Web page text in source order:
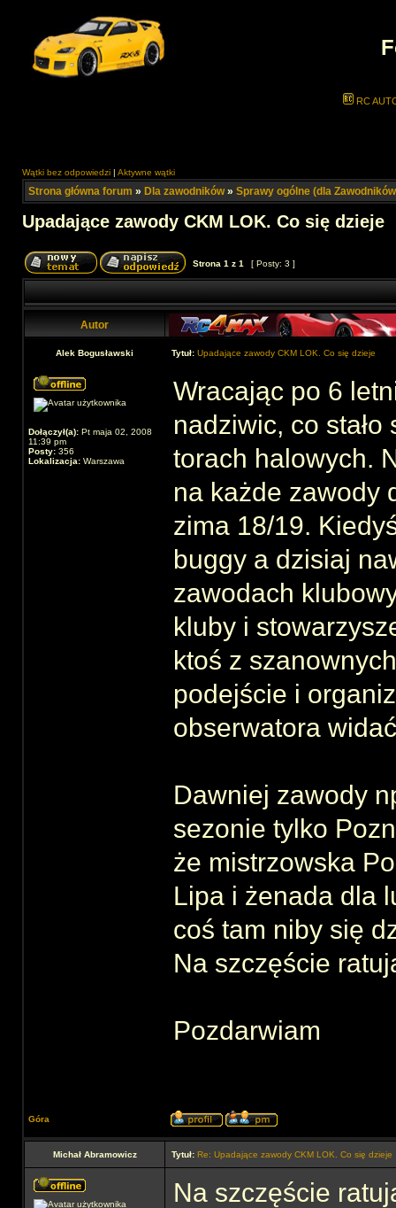
RC
Wątki bez odpowiedzi | Aktywne wątki
Strona główna forum » Dla zawodników» Sprawy ogólne (dla
Upadające zawody CKM LOK. Co się dzieje
Strona 1 z 1 [ Posty: 3 ]
Autor
Alek Bogusławski Tytuł: Upadające zawody CKM LOK. Co się dzieje
Dołączył(a): Pt maja 02, 2008
11:39 pm
Posty: 356
Lokalizacja: Warszawa
Wracając po 6
nadziwic, co
torach halowych.
na każde zawody
zima 18/19.
buggy a dzisiaj
zawodach
kluby i
ktoś z
podejście i
obserwatora
Dawniej zawody
sezonie tylko
że mistrzowska
Lipa i żenada dla
coś tam niby się
Na szczęście
Pozdarwiam
Góra
Michał Abramowicz Tytuł: Re: Upadające zawody CKM LOK. Co się dzieje
Na szczęście